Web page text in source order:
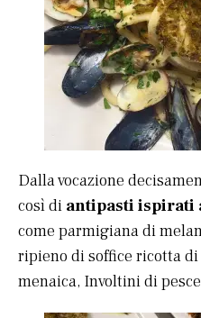
Dalla vocazione
così di antipasti ispirati
come parmigiana di
ripieno di soffice ricotta
menaica, Involtini di